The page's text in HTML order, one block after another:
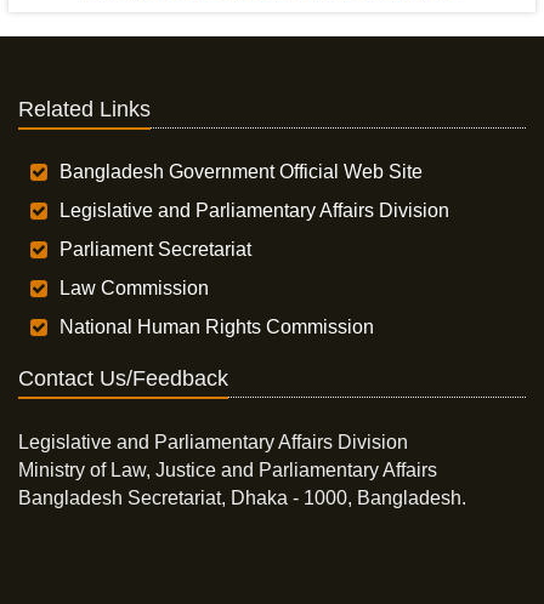
Related Links
Bangladesh Government Official Web Site
Legislative and Parliamentary Affairs Division
Parliament Secretariat
Law Commission
National Human Rights Commission
Contact Us/Feedback
Legislative and Parliamentary Affairs Division
Ministry of Law, Justice and Parliamentary Affairs
Bangladesh Secretariat, Dhaka - 1000, Bangladesh.